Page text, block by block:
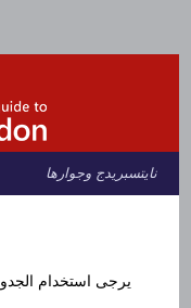
نايتسبريدج وجوارها
يرجى استخدام